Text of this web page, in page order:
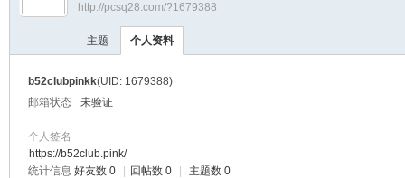
›
http://pcsq28.com/?1679388
主题 个人资料
b52clubpinkk(UID: 1679388)
邮箱状态
未验证
个人签名
https://b52club.pink/
统计信息 好友数 0 回帖数 0 主题数 0